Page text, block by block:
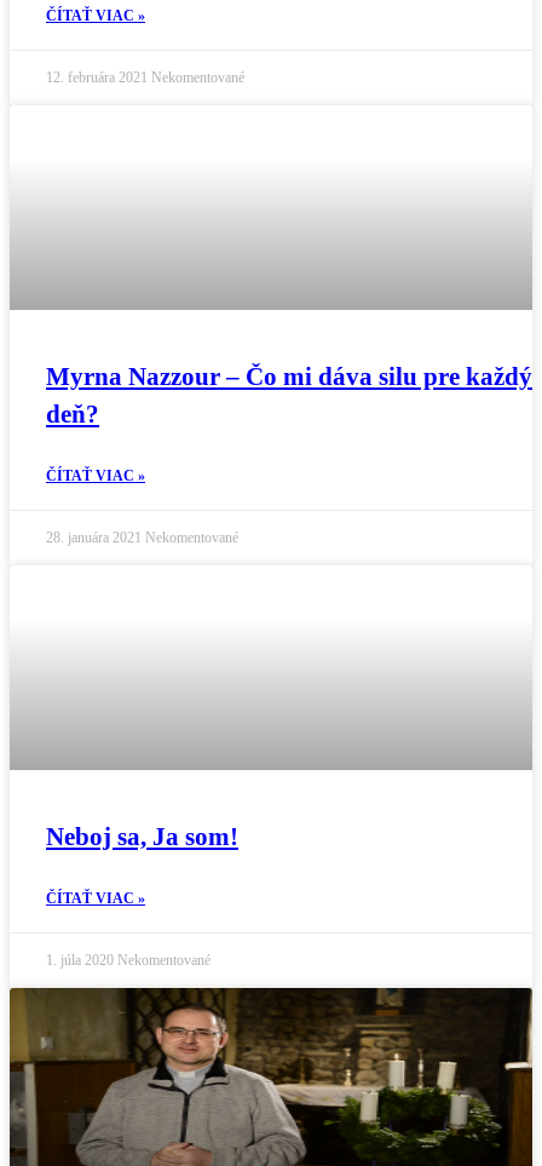
ČÍTAŤ VIAC »
12. februára 2021 Nekomentované
Myrna Nazzour – Čo mi dáva silu pre každý
deň?
ČÍTAŤ VIAC »
28. januára 2021 Nekomentované
Neboj sa, Ja som!
ČÍTAŤ VIAC »
1. júla 2020 Nekomentované